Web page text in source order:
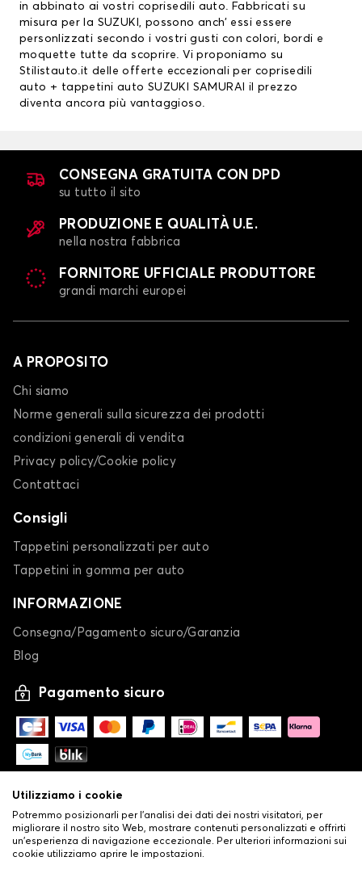
in abbinato ai vostri coprisedili auto. Fabbricati su
misura per la SUZUKI, possono anch’ essi essere
personlizzati secondo i vostri gusti con colori, bordi e
moquette tutte da scoprire. Vi proponiamo su
Stilistauto.it delle offerte eccezionali per coprisedili
auto + tappetini auto SUZUKI SAMURAI il prezzo
diventa ancora più vantaggioso.
CONSEGNA GRATUITA CON DPD
su tutto il sito
PRODUZIONE E QUALITÀ U.E.
nella nostra fabbrica
FORNITORE UFFICIALE PRODUTTORE
grandi marchi europei
A PROPOSITO
Chi siamo
Norme generali sulla sicurezza dei prodotti
condizioni generali di vendita
Privacy policy/Cookie policy
Contattaci
Consigli
Tappetini personalizzati per auto
Tappetini in gomma per auto
INFORMAZIONE
Consegna/Pagamento sicuro/Garanzia
Blog
Pagamento sicuro
Utilizziamo i cookie
Potremmo posizionarli per l'analisi dei dati dei nostri visitatori, per
migliorare il nostro sito Web, mostrare contenuti personalizzati e offrirti
un'esperienza di navigazione eccezionale. Per ulteriori informazioni sui
cookie utilizziamo aprire le impostazioni.